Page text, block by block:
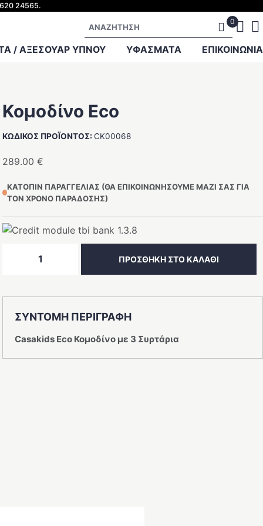
24565.
Αναζήτηση
/ ΑΞΕΣΟΥΑΡ ΥΠΝΟΥ ΥΦΑΣΜΑΤΑ ΕΠΙΚΟΙΝΩΝΊΑ
Κομοδίνο Eco
ΚΩΔΙΚΌΣ ΠΡΟΪΌΝΤΟΣ:CK00068
289.00€
ΚΑΤΌΠΙΝ ΠΑΡΑΓΓΕΛΊΑΣ (ΘΑ ΕΠΙΚΟΙΝΩΝΉΣΟΥΜΕ ΜΑΖΊ ΣΑΣ ΓΙΑ
ΤΟΝ ΧΡΌΝΟ ΠΑΡΆΔΟΣΗΣ)
ΠΡΟΣΘΉΚΗ ΣΤΟ ΚΑΛΆΘΙ
ΣΥΝΤΟΜΗ ΠΕΡΙΓΡΑΦΗ
Casakids Eco Κομοδίνο με 3 Συρτάρια